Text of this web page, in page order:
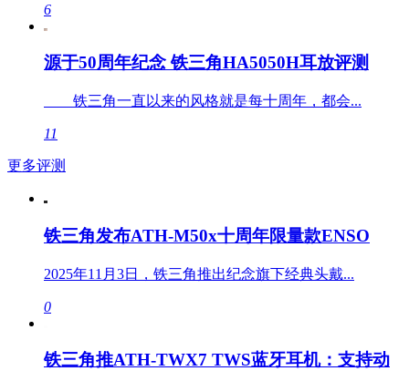
6
源于50周年纪念 铁三角HA5050H耳放评测
铁三角一直以来的风格就是每十周年，都会...
11
更多评测
铁三角发布ATH-M50x十周年限量款ENSO
2025年11月3日，铁三角推出纪念旗下经典头戴...
0
铁三角推ATH-TWX7 TWS蓝牙耳机：支持动